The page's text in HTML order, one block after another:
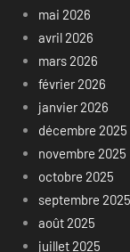
mai 2026
avril 2026
mars 2026
février 2026
janvier 2026
décembre 2025
novembre 2025
octobre 2025
septembre 2025
août 2025
juillet 2025